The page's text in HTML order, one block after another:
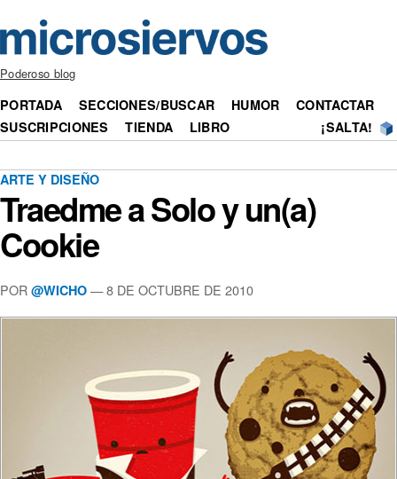
Poderoso blog
PORTADA SECCIONES/BUSCAR HUMOR
CONTACTAR
SUSCRIPCIONES
TIENDA LIBRO ¡SALTA!
ARTE Y DISEÑO
Traedme a Solo y un(a)
Cookie
POR @WICHO — 8 DE OCTUBRE DE 2010